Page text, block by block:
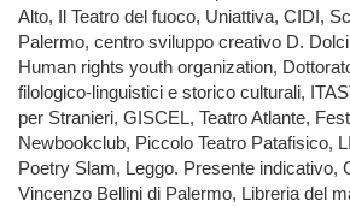
Alto, Il Teatro del fuoco, Uniattiva, CIDI,
Palermo, centro sviluppo creativo D.
Human rights youth organization,
filologico-linguistici e storico culturali,
per Stranieri, GISCEL, Teatro Atlante,
Newbookclub, Piccolo Teatro Patafisico,
Poetry Slam, Leggo. Presente indicativo,
Vincenzo Bellini di Palermo, Libreria del